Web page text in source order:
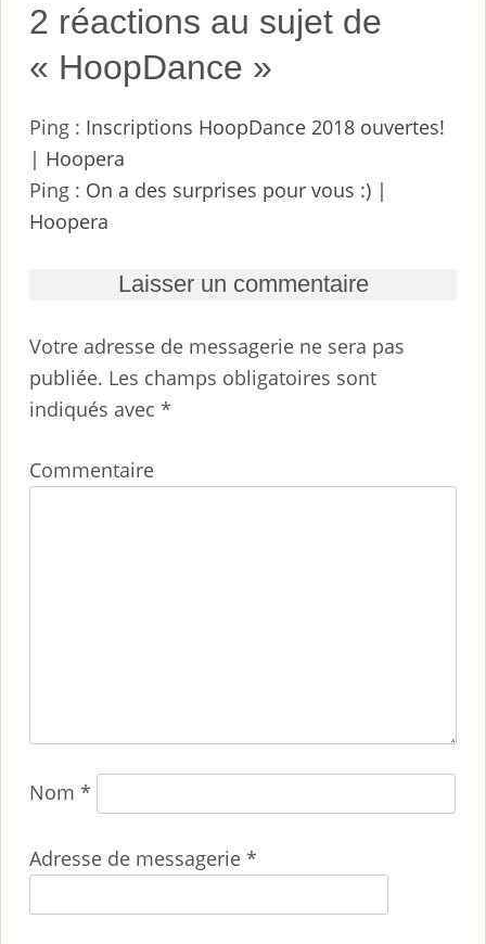
2 réactions au sujet de
« HoopDance »
Ping : Inscriptions HoopDance 2018 ouvertes!
| Hoopera
Ping : On a des surprises pour vous :) |
Hoopera
Laisser un commentaire
Votre adresse de messagerie ne sera pas
publiée. Les champs obligatoires sont
indiqués avec*
Commentaire
Nom*
Adresse de messagerie*